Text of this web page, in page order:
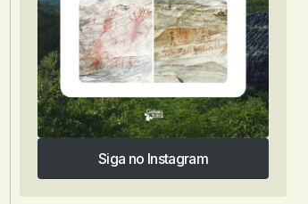
Siga no Instagram
Siga no Instagram